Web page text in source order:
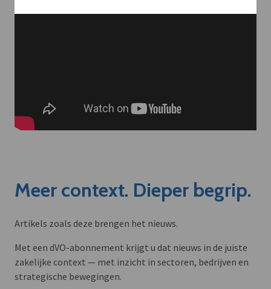
Meer context. Dieper begrip.
Artikels zoals deze brengen het nieuws.
Met een dVO-abonnement krijgt u dat nieuws in de juiste
zakelijke context — met inzicht in sectoren, bedrijven en
strategische bewegingen.